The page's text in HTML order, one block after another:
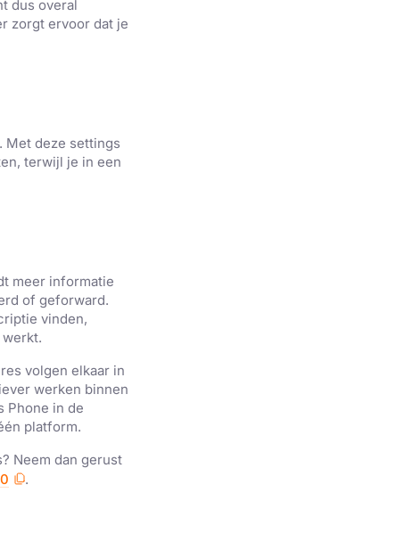
dus overal
zorgt ervoor dat je
Met deze settings
terwijl je in een
meer informatie
d of geforward.
vinden,
werkt.
volgen elkaar in
werken binnen
Phone in de
platform.
Neem dan gerust
.